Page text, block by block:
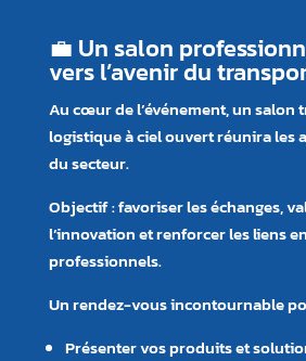
💼 Un salon
vers l’avenir du
Au cœur de l’événement, un salon
logistique à ciel ouvert réunira les
du secteur.
Objectif : favoriser les échanges,
l’innovation et renforcer les liens
professionnels.
Un rendez-vous incontournable
Présenter vos produits et